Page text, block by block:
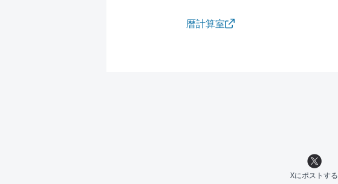
暦計算室
Xにポストする